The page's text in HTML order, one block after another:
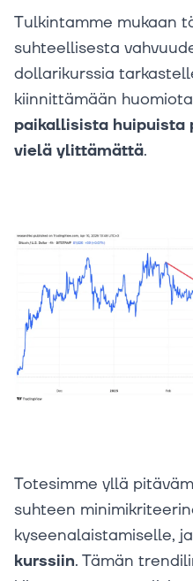
Tulkintamme mukaan
suhteellisesta
dollarikurssia
kiinnittämään
paikallisista
vielä ylittämättä.
Totesimme yllä
suhteen
kyseenalaistamiselle, ja
kurssiin. Tämän